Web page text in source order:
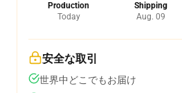
Production
Today
Shipping
Aug. 09
安全な取引
世界中どこでもお届け